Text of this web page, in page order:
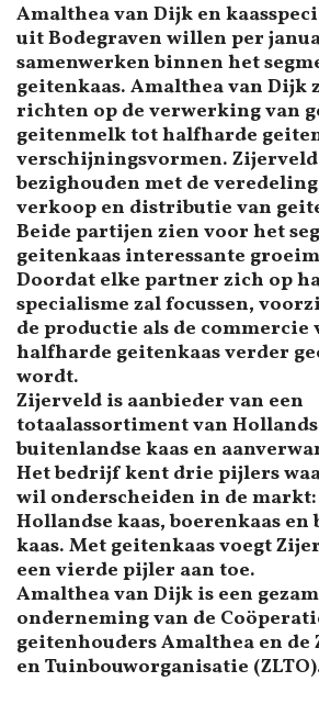
Amalthea van Dijk en
uit Bodegraven willen per
samenwerken binnen het
geitenkaas. Amalthea van Dijk
richten op de verwerking van
geitenmelk tot halfharde
verschijningsvormen.
bezighouden met de
verkoop en distributie van
Beide partijen zien voor het
geitenkaas interessante
Doordat elke partner zich op
specialisme zal focussen,
de productie als de commercie
halfharde geitenkaas verder
wordt.
Zijerveld is aanbieder van een
totaalassortiment van
buitenlandse kaas en
Het bedrijf kent drie pijlers
wil onderscheiden in de
Hollandse kaas, boerenkaas
kaas. Met geitenkaas voegt
een vierde pijler aan toe.
Amalthea van Dijk is een
onderneming van de
geitenhouders Amalthea en
en Tuinbouworganisatie